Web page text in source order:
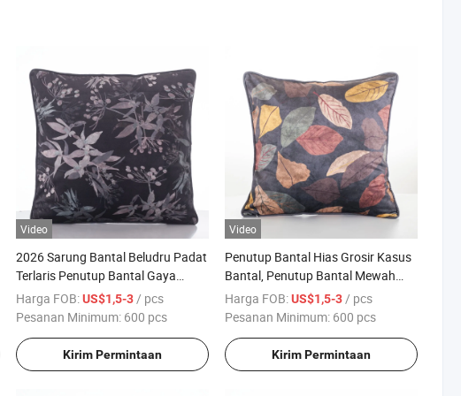
Video
2026 Sarung Bantal Beludru Padat
Terlaris Penutup Bantal Gaya
Pertanian 45*45cm Penutup
Bantal Vintage Sarung Bantal
Harga FOB:US$1,5-3/ pcs
Pesanan Minimum: 600 pcs
Kirim Permintaan
Video
Penutup Bantal Hias Grosir Kasus
Bantal, Penutup Bantal Mewah
Beludru
Harga FOB:US$1,5-3/ pcs
Pesanan Minimum: 600 pcs
Kirim Permintaan